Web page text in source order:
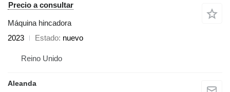
Precio a consultar
Máquina hincadora
2023
Estado nuevo
Reino Unido
Aleanda